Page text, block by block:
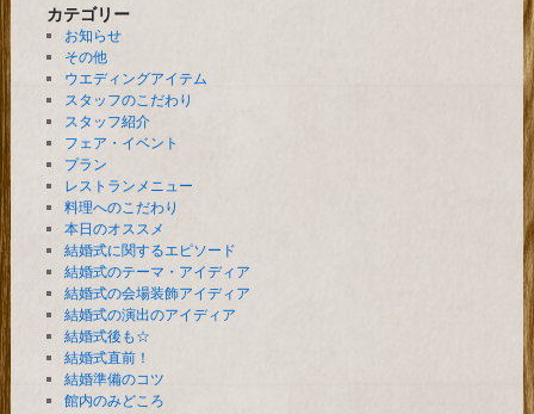
カテゴリー
お知らせ
その他
ウエディングアイテム
スタッフのこだわり
スタッフ紹介
フェア・イベント
プラン
レストランメニュー
料理へのこだわり
本日のオススメ
結婚式に関するエピソード
結婚式のテーマ・アイディア
結婚式の会場装飾アイディア
結婚式の演出のアイディア
結婚式後も☆
結婚式直前！
結婚準備のコツ
館内のみどころ